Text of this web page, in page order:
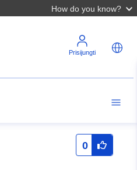
How do you know?
Prisijungti
0